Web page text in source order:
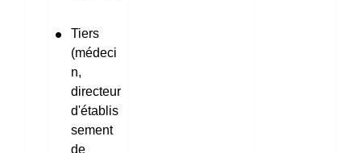
Tiers
(médeci
n,
directeur
d'établis
sement
de